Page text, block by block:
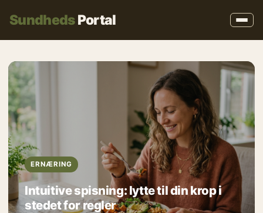
SundhedsPortal
ERNÆRING
Intuitive spisning: lytte til din krop i
stedet for regler